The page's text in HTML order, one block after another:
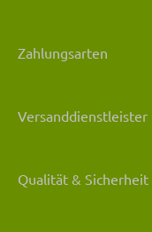
Zahlungsarten
Versanddienstleister
Qualität & Sicherheit